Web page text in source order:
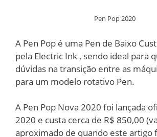
Pen Pop 2020
A Pen Pop é uma Pen de Baixo
pela Electric Ink , sendo ideal para
dúvidas na transição entre as
para um modelo rotativo Pen.
A Pen Pop Nova 2020 foi lançada
2020 e custa cerca de R$ 850,00
aproximado de quando este artigo